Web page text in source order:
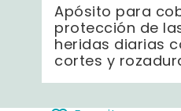
Apósito para
protección de
heridas diarias
cortes y